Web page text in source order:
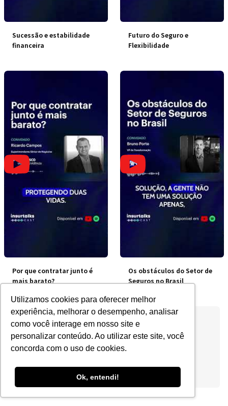
Utilizamos cookies para oferecer melhor
experiência, melhorar o desempenho, analisar
como você interage em nosso site e
personalizar conteúdo. Ao utilizar este site, você
concorda com o uso de cookies.
Ok, entendi!
Sucessão e estabilidade
financeira
Futuro do Seguro e
Flexibilidade
Por que contratar junto é
mais barato?
Os obstáculos do Setor de
Seguros no Brasil